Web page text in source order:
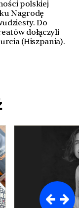
polskiej
Nagrodę
Do
dołączyli
(Hiszpania).